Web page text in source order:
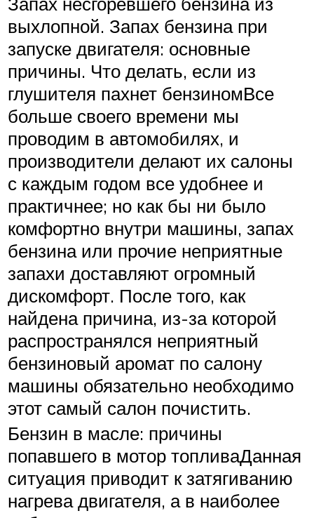
выхлопной. Запах бензина при
запуске двигателя: основные
причины. Что делать, если из
глушителя пахнет бензиномВсе
больше своего времени мы
проводим в автомобилях, и
производители делают их салоны
с каждым годом все удобнее и
практичнее; но как бы ни было
комфортно внутри машины, запах
бензина или прочие неприятные
запахи доставляют огромный
дискомфорт. После того, как
найдена причина, из-за которой
распространялся неприятный
бензиновый аромат по салону
машины обязательно необходимо
этот самый салон почистить.
Бензин в масле: причины
попавшего в мотор топливаДанная
ситуация приводит к затягиванию
нагрева двигателя, а в наиболее